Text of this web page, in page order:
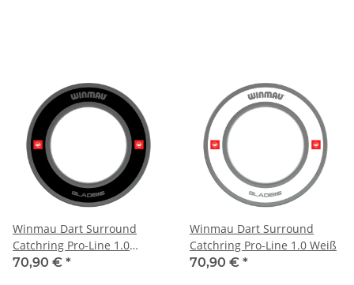
Winmau Dart Surround
Catchring Pro-Line 1.0
Schwarz
70,90 € *
Winmau Dart Surround
Catchring Pro-Line 1.0 Weiß
70,90 € *